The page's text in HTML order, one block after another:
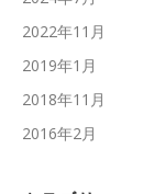
2022年11月
2019年1月
2018年11月
2016年2月